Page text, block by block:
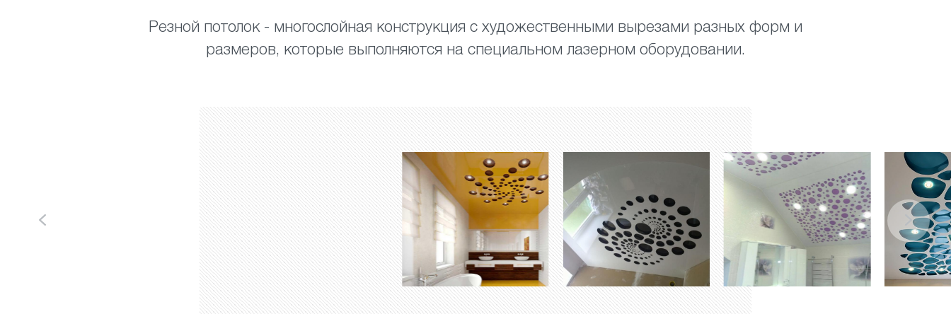
Резной потолок - многослойная конструкция с художественными вырезами разных форм и
размеров, которые выполняются на специальном лазерном оборудовании.